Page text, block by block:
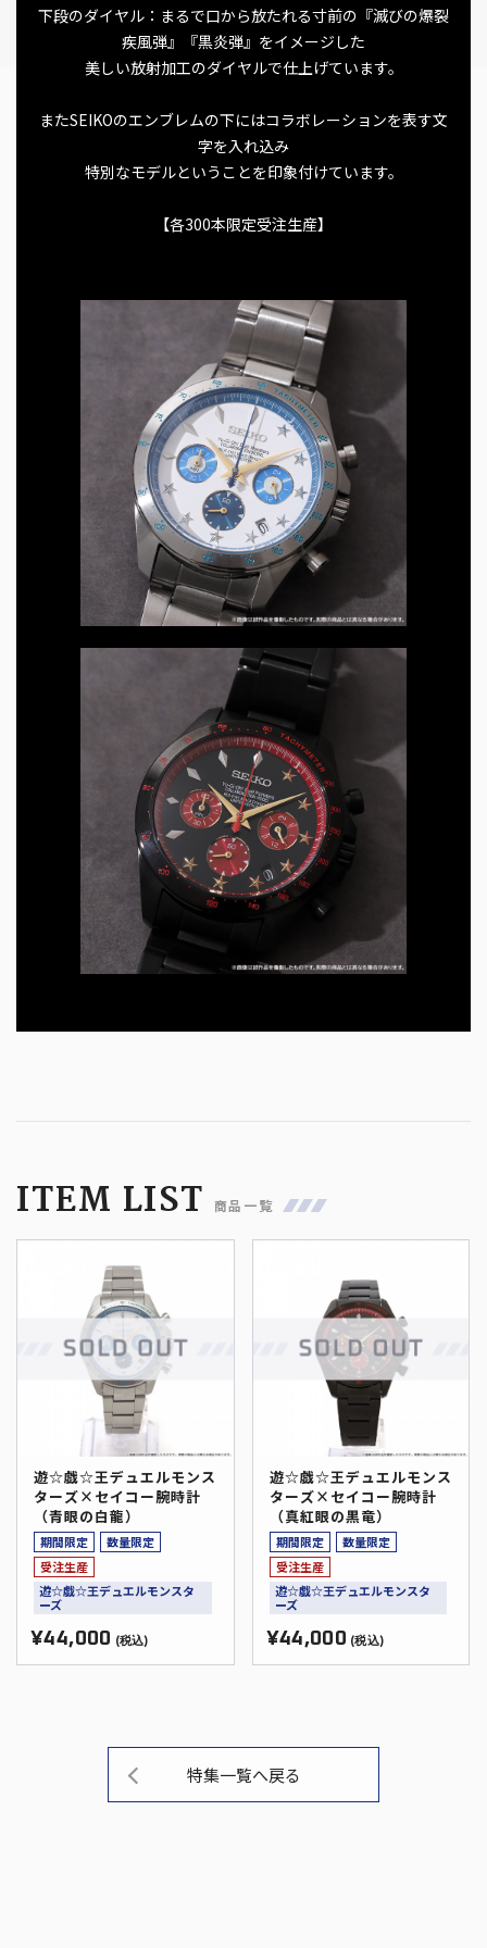
下段のダイヤル：まるで口から放たれる寸前の『滅びの爆裂
疾風弾』『黒炎弾』をイメージした
美しい放射加工のダイヤルで仕上げています。
またSEIKOのエンブレムの下にはコラボレーションを表す文
字を入れ込み
特別なモデルということを印象付けています。
【各300本限定受注生産】
ITEM LIST 商品一覧
遊☆戯☆王デュエルモンス
ターズ×セイコー腕時計
（青眼の白龍）
期間限定
数量限定
受注生産
遊☆戯☆王デュエルモンスタ
ーズ
¥44,000 (税込)
遊☆戯☆王デュエルモンス
ターズ×セイコー腕時計
（真紅眼の黒竜）
期間限定
数量限定
受注生産
遊☆戯☆王デュエルモンスタ
ーズ
¥44,000 (税込)
特集一覧へ戻る